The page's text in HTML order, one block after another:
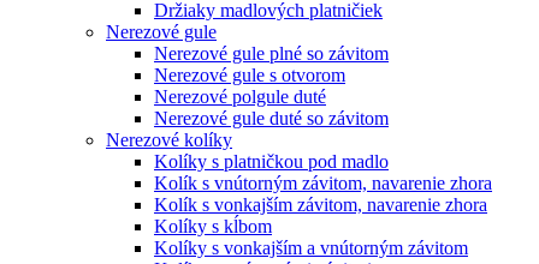
Držiaky madlových platničiek
Nerezové gule
Nerezové gule plné so závitom
Nerezové gule s otvorom
Nerezové polgule duté
Nerezové gule duté so závitom
Nerezové kolíky
Kolíky s platničkou pod madlo
Kolík s vnútorným závitom, navarenie zhora
Kolík s vonkajším závitom, navarenie zhora
Kolíky s kĺbom
Kolíky s vonkajším a vnútorným závitom